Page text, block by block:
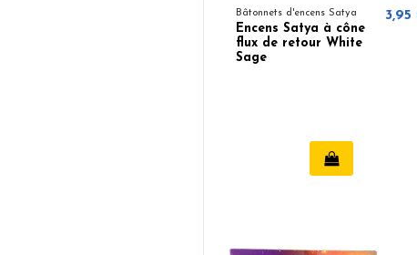
Bâtonnets d'encens Satya
Encens Satya à cône
flux de retour White
Sage